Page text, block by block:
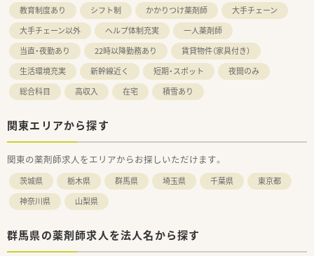
教育制度あり
シフト制 かかりつけ薬剤師
大手チェーン
大手チェーン以外
ヘルプ体制充実
一人薬剤師
当直・夜勤あり
22時以降勤務あり
賃貸物件（家具付き）
生活環境充実
新幹線近く 短期・スポット
夜間のみ
総合科目
高収入 在宅 積雪あり
関東エリアから探す
関東の薬剤師求人をエリアからお探しいただけます。
茨城県 栃木県 群馬県 埼玉県 千葉県
東京都
神奈川県
山梨県
群馬県の薬剤師求人を法人名から探す